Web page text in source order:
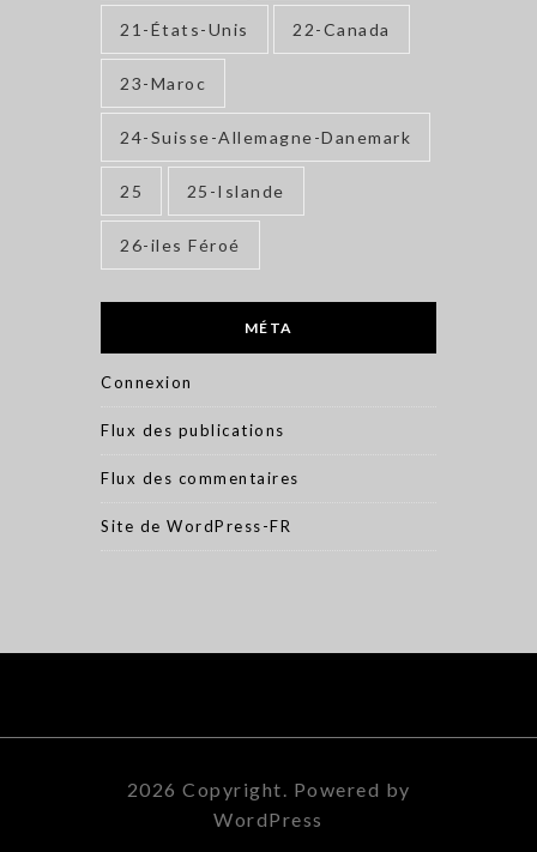
21-États-Unis 22-Canada
23-Maroc
24-Suisse-Allemagne-Danemark
25 25-Islande
26-iles Féroé
MÉTA
Connexion
Flux des publications
Flux des commentaires
Site de WordPress-FR
2026 Copyright. Powered by
WordPress